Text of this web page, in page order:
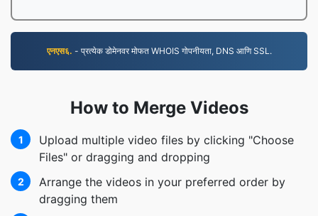
एनएस६. - प्रत्येक डोमेनवर मोफत WHOIS गोपनीयता, DNS आणि SSL.
How to Merge Videos
1
Upload multiple video files by clicking "Choose
Files" or dragging and dropping
2
Arrange the videos in your preferred order by
dragging them